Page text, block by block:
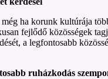
ha korunk kultúrája
fejlődő közösségek
a legfontosabb
ruházkodás